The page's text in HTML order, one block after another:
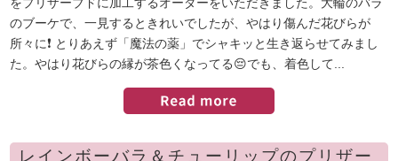
をプリザーブドに加工するオーダーをいただきました。大輪のバラ
のブーケで、一見するときれいでしたが、やはり傷んだ花びらが
所々に❗️ とりあえず「魔法の薬」でシャキッと生き返らせてみまし
た。やはり花びらの縁が茶色くなってる😔でも、着色して...
レインボーバラ＆チューリップのプリザー